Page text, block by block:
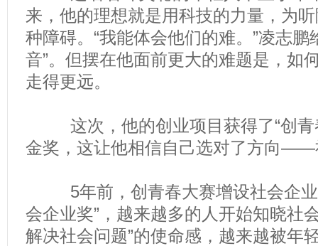
来，他的理想就是用科技的力量，为
种障碍。“我能体会他们的难。”凌志鹏
音”。但摆在他面前更大的难题是，如
走得更远。
这次，他的创业项目获得了“创青
金奖，这让他相信自己选对了方向——
5年前，创青春大赛增设社会企业
会企业奖”，越来越多的人开始知晓社
解决社会问题”的使命感，越来越被年